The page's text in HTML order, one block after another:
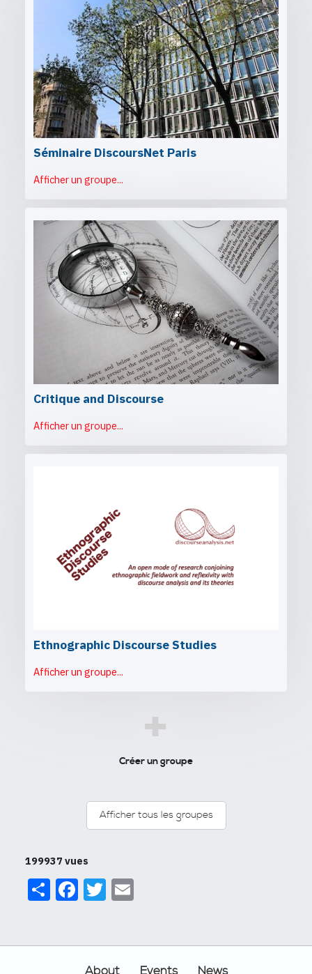
Séminaire DiscoursNet Paris
Afficher un groupe...
Critique and Discourse
Afficher un groupe...
Ethnographic Discourse Studies
Afficher un groupe...
+
Créer un groupe
Afficher tous les groupes
199937 vues
ShareFacebook
Twitter